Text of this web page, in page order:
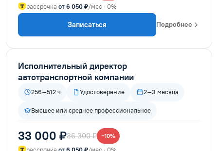
рассрочка от 6 050 ₽/мес · 0%
Записаться Подробнее
Исполнительный директор
автотранспортной компании
256–512 ч Удостоверение 2–3 месяца
Высшее или среднее профессиональное
33 000 ₽36 300 ₽ −10%